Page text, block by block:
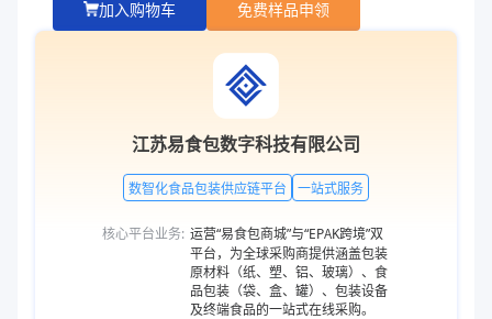
加入购物车 免费样品申领
江苏易食包数字科技有限公司
数智化食品包装供应链平台 一站式服务
核心平台业务: 运营“易食包商城”与“EPAK跨境”双
平台，为全球采购商提供涵盖包装
原材料（纸、塑、铝、玻璃）、食
品包装（袋、盒、罐）、包装设备
及终端食品的一站式在线采购。